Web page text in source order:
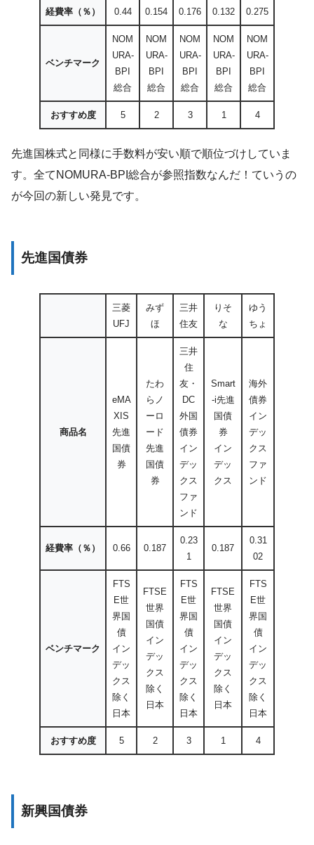
経費率（％） 0.44 0.154 0.176 0.132 0.275
ベンチマーク
NOM
URA-
BPI
総合
NOM
URA-
BPI
総合
NOM
URA-
BPI
総合
NOM
URA-
BPI
総合
NOM
URA-
BPI
総合
おすすめ度 5 2 3 1 4
先進国株式と同様に手数料が安い順で順位づけしていま
す。全てNOMURA-BPI総合が参照指数なんだ！ていうの
が今回の新しい発見です。
先進国債券
三菱
UFJ
みず
ほ
三井
住友
りそ
な
ゆう
ちょ
商品名
eMA
XIS
先進
国債
券
たわ
らノ
ーロ
ード
先進
国債
券
三井
住
友・
DC
外国
債券
イン
デッ
クス
ファ
ンド
Smart
-i先進
国債
券
イン
デッ
クス
海外
債券
イン
デッ
クス
ファ
ンド
経費率（％） 0.66 0.187
0.23
1
0.187
0.31
02
ベンチマーク
FTS
E世
界国
債
イン
デッ
クス
除く
日本
FTSE
世界
国債
イン
デッ
クス
除く
日本
FTS
E世
界国
債
イン
デッ
クス
除く
日本
FTSE
世界
国債
イン
デッ
クス
除く
日本
FTS
E世
界国
債
イン
デッ
クス
除く
日本
おすすめ度 5 2 3 1 4
新興国債券